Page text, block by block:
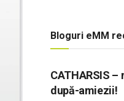
Bloguri eMM
CATHARSIS
după-amiezii!